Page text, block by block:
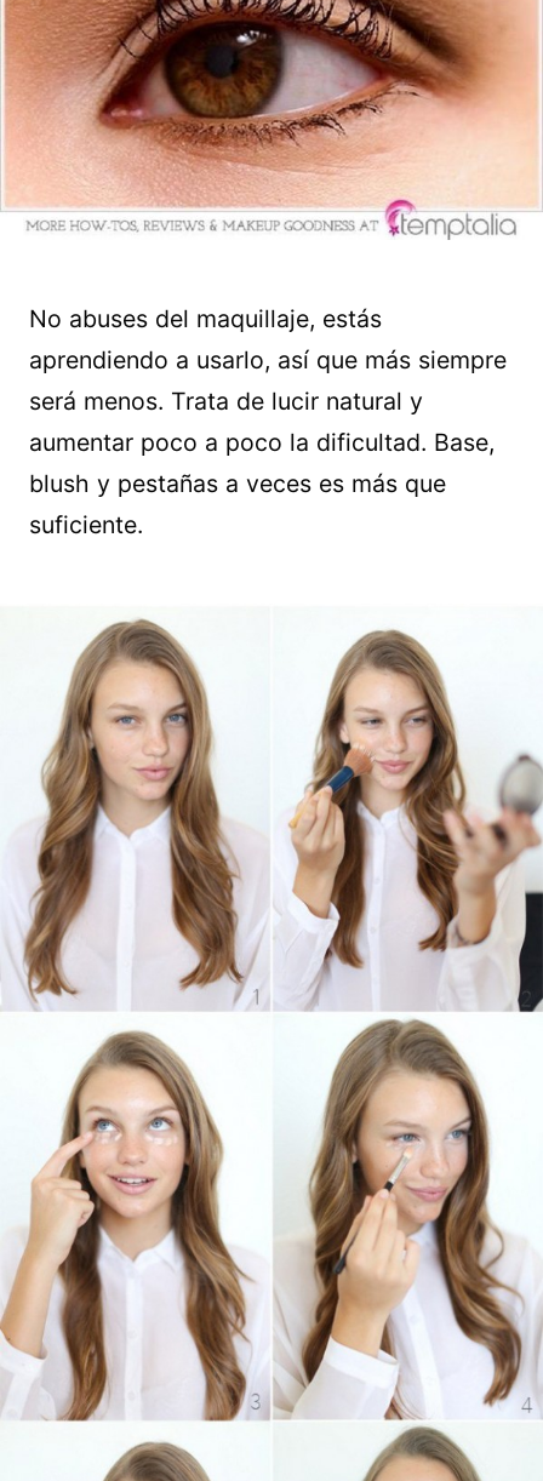
No abuses del maquillaje, estás
aprendiendo a usarlo, así que más siempre
será menos. Trata de lucir natural y
aumentar poco a poco la dificultad. Base,
blush y pestañas a veces es más que
suficiente.